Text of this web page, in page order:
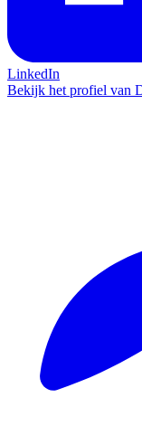
LinkedIn
Bekijk het profiel van